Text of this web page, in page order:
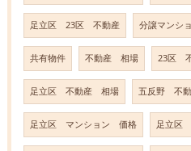
足立区 23区 不動産 分譲マンシ
共有物件 不動産 相場 23区
足立区 不動産 相場 五反野 不
足立区 マンション 価格 足立区